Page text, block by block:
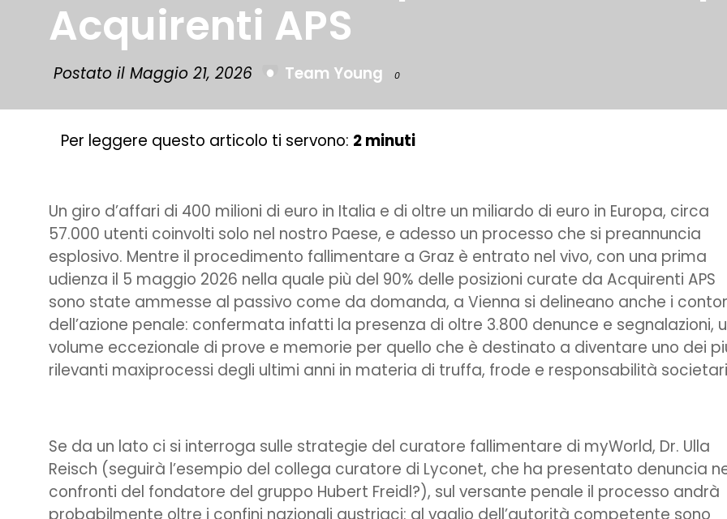
Acquirenti APS
Postato il Maggio 21, 2026 Team Young 0
Per leggere questo articolo ti servono: 2 minuti
Un giro d’affari di 400 milioni di euro in Italia e di oltre un miliardo di euro in Europa, circa
57.000 utenti coinvolti solo nel nostro Paese, e adesso un processo che si preannuncia
esplosivo. Mentre il procedimento fallimentare a Graz è entrato nel vivo, con una prima
udienza il 5 maggio 2026 nella quale più del 90% delle posizioni curate da Acquirenti APS
sono state ammesse al passivo come da domanda, a Vienna si delineano anche i
dell’azione penale: confermata infatti la presenza di oltre 3.800 denunce e segnalazioni,
volume eccezionale di prove e memorie per quello che è destinato a diventare uno dei
rilevanti maxiprocessi degli ultimi anni in materia di truffa, frode e responsabilità
Se da un lato ci si interroga sulle strategie del curatore fallimentare di myWorld, Dr. Ulla
Reisch (seguirà l’esempio del collega curatore di Lyconet, che ha presentato denuncia
confronti del fondatore del gruppo Hubert Freidl?), sul versante penale il processo andrà
probabilmente oltre i confini nazionali austriaci: al vaglio dell’autorità competente sono